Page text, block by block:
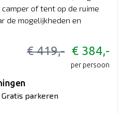
of tent op de ruime
de mogelijkheden en
€ 419,- € 384,-
per persoon
Gratis parkeren